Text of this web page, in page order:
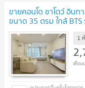
ขายคอนโด ชาโตว์ อิน
ขนาด 35 ตรม ใกล้ BTS
1